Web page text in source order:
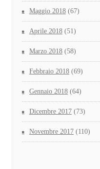
Maggio 2018 (67)
Aprile 2018 (51)
Marzo 2018 (58)
Febbraio 2018 (69)
Gennaio 2018 (64)
Dicembre 2017 (73)
Novembre 2017 (110)